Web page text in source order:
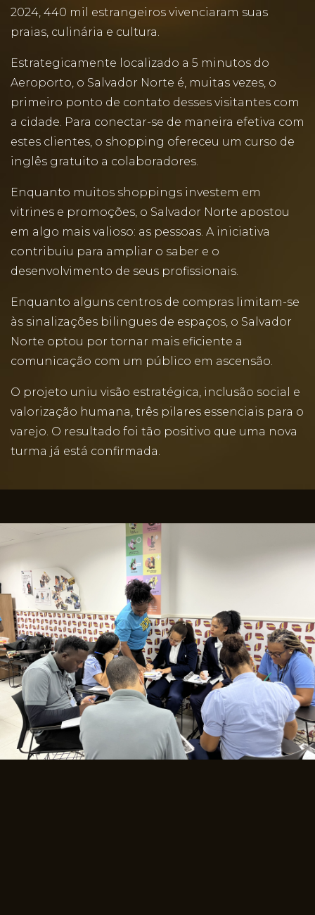
2024, 440 mil estrangeiros vivenciaram suas
praias, culinária e cultura.
Estrategicamente localizado a 5 minutos do
Aeroporto, o Salvador Norte é, muitas vezes, o
primeiro ponto de contato desses visitantes com
a cidade. Para conectar-se de maneira efetiva com
estes clientes, o shopping ofereceu um curso de
inglês gratuito a colaboradores.
Enquanto muitos shoppings investem em
vitrines e promoções, o Salvador Norte apostou
em algo mais valioso: as pessoas. A iniciativa
contribuiu para ampliar o saber e o
desenvolvimento de seus profissionais.
Enquanto alguns centros de compras limitam-se
às sinalizações bilingues de espaços, o Salvador
Norte optou por tornar mais eficiente a
comunicação com um público em ascensão.
O projeto uniu visão estratégica, inclusão social e
valorização humana, três pilares essenciais para o
varejo. O resultado foi tão positivo que uma nova
turma já está confirmada.